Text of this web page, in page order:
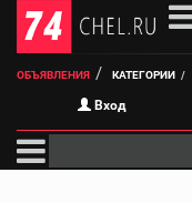
ОБЪЯВЛЕНИЯ КАТЕГОРИИ
Вход